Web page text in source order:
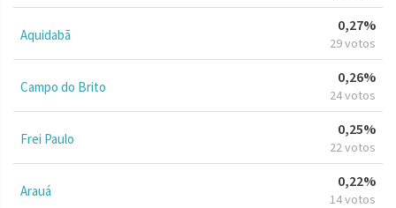
Aquidabã
0,27%
29 votos
Campo do Brito
0,26%
24 votos
Frei Paulo
0,25%
22 votos
Arauá
0,22%
14 votos